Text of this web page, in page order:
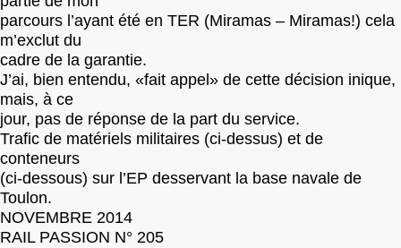
parcours l’ayant été en TER (Miramas – Miramas!) cela
m’exclut du
cadre de la garantie.
J’ai, bien entendu, «fait appel» de cette décision inique,
mais, à ce
jour, pas de réponse de la part du service.
Trafic de matériels militaires (ci-dessus) et de
conteneurs
(ci-dessous) sur l’EP desservant la base navale de
Toulon.
NOVEMBRE 2014
RAIL PASSION N° 205